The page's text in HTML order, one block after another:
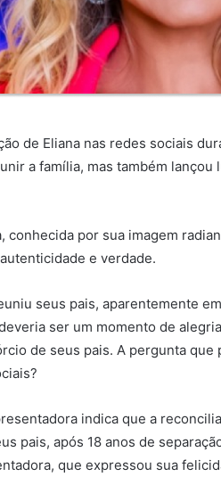
de Eliana nas redes sociais
a família, mas também
conhecida por sua imagem
e verdade.
seus pais, aparentemente
ser um momento de
de seus pais. A pergunta que
indica que a
pais, após 18 anos de
que expressou sua